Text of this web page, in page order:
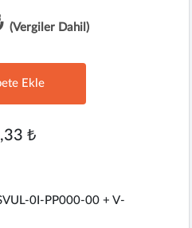
(Vergiler Dahil)
Ekle
₺
0I-PP000-00 + V-